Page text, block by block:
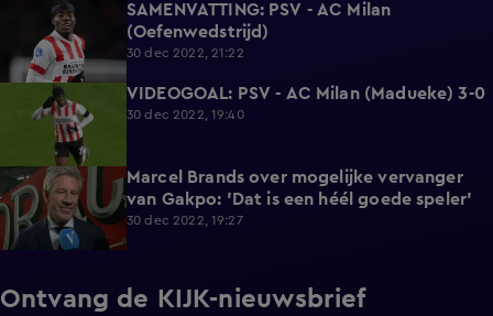
SAMENVATTING: PSV - AC Milan
(Oefenwedstrijd)
30 dec 2022, 21:22
VIDEOGOAL: PSV - AC Milan (Madueke) 3-0
30 dec 2022, 19:40
3:58
Marcel Brands over mogelijke vervanger
van Gakpo: 'Dat is een héél goede speler'
30 dec 2022, 19:27
Ontvang de KIJK-nieuwsbrief